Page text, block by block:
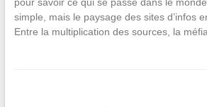
simple, mais le paysage des sites d’infos
Entre la multiplication des sources, la